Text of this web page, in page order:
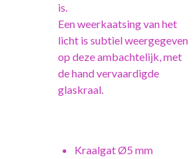
is.
Een weerkaatsing van het
licht is subtiel weergegeven
op deze ambachtelijk, met
de hand vervaardigde
glaskraal.
Kraalgat Ø5 mm